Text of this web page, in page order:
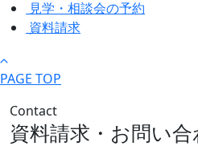
見学・相談会の予約
資料請求
PAGE TOP
Contact
資料請求・お問い